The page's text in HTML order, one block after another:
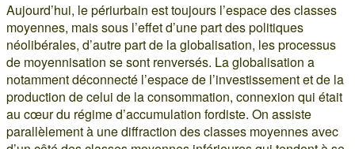
Aujourd’hui, le périurbain est toujours l’espace des classes
moyennes, mais sous l’effet d’une part des politiques
néolibérales, d’autre part de la globalisation, les processus
de moyennisation se sont renversés. La globalisation a
notamment déconnecté l’espace de l’investissement et de la
production de celui de la consommation, connexion qui était
au cœur du régime d’accumulation fordiste. On assiste
parallèlement à une diffraction des classes moyennes avec